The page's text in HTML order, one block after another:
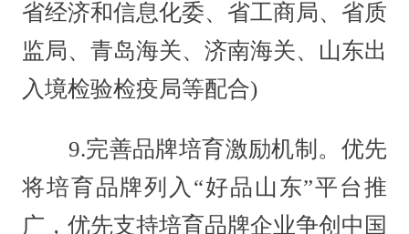
省经济和信息化委、省工商局、省质
监局、青岛海关、济南海关、山东出
入境检验检疫局等配合)
9.完善品牌培育激励机制。优先
将培育品牌列入“好品山东”平台推
广，优先支持培育品牌企业争创中国